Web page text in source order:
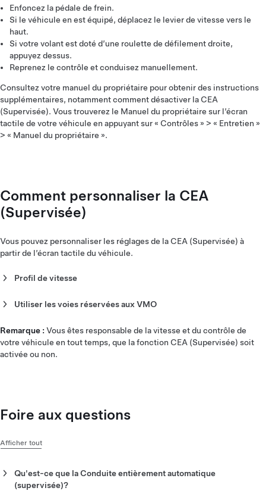
Enfoncez la pédale de frein.
Si le véhicule en est équipé, déplacez le levier de vitesse vers le
haut.
Si votre volant est doté d’une roulette de défilement droite,
appuyez dessus.
Reprenez le contrôle et conduisez manuellement.
Consultez votre manuel du propriétaire pour obtenir des instructions
supplémentaires, notamment comment désactiver la CEA
(Supervisée). Vous trouverez le Manuel du propriétaire sur l’écran
tactile de votre véhicule en appuyant sur « Contrôles » > « Entretien »
> « Manuel du propriétaire ».
Comment personnaliser la CEA
(Supervisée)
Vous pouvez personnaliser les réglages de la CEA (Supervisée) à
partir de l’écran tactile du véhicule.
Profil de vitesse
véhicule Tesla roule lorsque la CEA (Supervisée) est activée.
en touchant « Contrôles » > « Conduite automatique » >
« Profil de vitesse ».
Vous pouvez choisir parmi plusieurs profils, notamment les
Confort : conduit dans les voies plus lentes et effectue
vitesse en fonction de la circulation
de voie
Mad Max :
Utiliser les voies réservées aux VMO
réservées aux véhicules multioccupants (VMO) sur votre
itinéraire lorsque la fonction CEA (Supervisée) est activée.
Personnalisez ce réglage sur l’écran tactile de votre véhicule
Remarque : Vous êtes responsable de la vitesse et du contrôle de
votre véhicule en tout temps, que la fonction CEA (Supervisée) soit
activée ou non.
Foire aux questions
Afficher tout
Qu'est-ce que la Conduite entièrement automatique
(supervisée)?